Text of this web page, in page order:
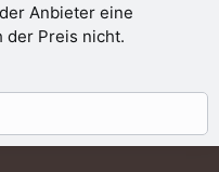
Anbieter eine
der Preis nicht.